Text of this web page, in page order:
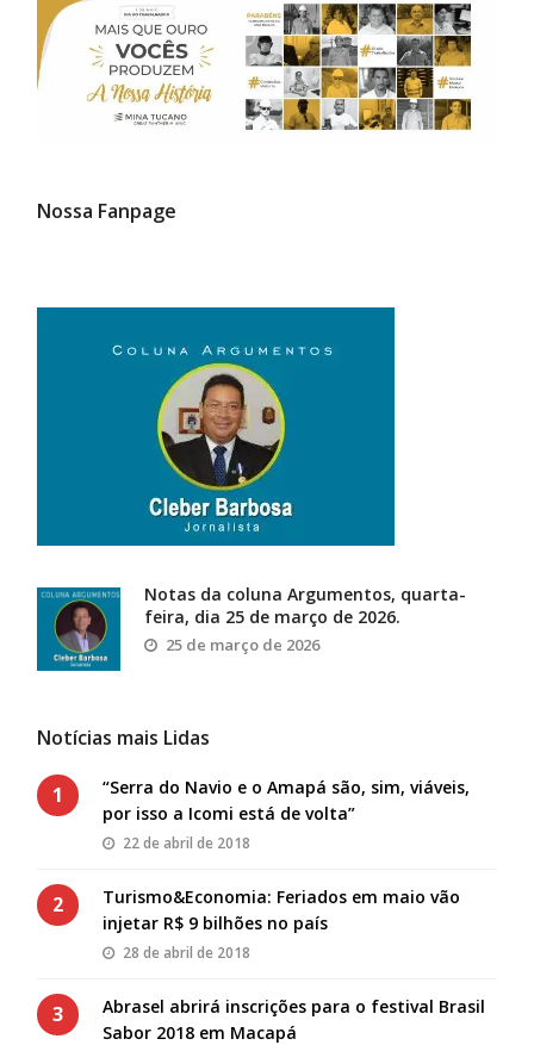
Nossa Fanpage
Notas da coluna Argumentos, quarta-
feira, dia 25 de março de 2026.
25 de março de 2026
Notícias mais Lidas
1
“Serra do Navio e o Amapá são, sim, viáveis,
por isso a Icomi está de volta”
22 de abril de 2018
2
Turismo&Economia: Feriados em maio vão
injetar R$ 9 bilhões no país
28 de abril de 2018
3
Abrasel abrirá inscrições para o festival Brasil
Sabor 2018 em Macapá